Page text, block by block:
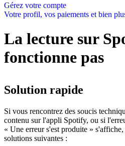
Gérez votre compte
Votre profil, vos paiements et bien
La lecture sur
fonctionne pas
Solution rapide
Si vous rencontrez des soucis
contenu sur l'appli Spotify, ou si
« Une erreur s'est produite »
solutions suivantes :